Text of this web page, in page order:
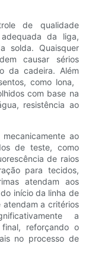
de qualidade
da liga,
solda. Quaisquer
causar sérios
da cadeira. Além
como lona,
com base na
resistência ao
ao
de teste, como
de raios
para tecidos,
atendam aos
início da linha de
atendam a critérios
a
reforçando o
no processo de